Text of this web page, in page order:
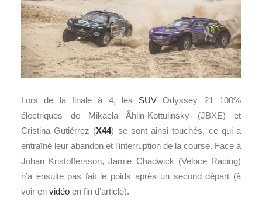
Lors de la finale à 4, les SUV Odyssey 21 100%
électriques de Mikaela Åhlin-Kottulinsky (JBXE) et
Cristina Gutiérrez (X44) se sont ainsi touchés, ce qui a
entraîné leur abandon et l’interruption de la course. Face à
Johan Kristoffersson, Jamie Chadwick (Veloce Racing)
n’a ensuite pas fait le poids après un second départ (à
voir en vidéo en fin d’article).